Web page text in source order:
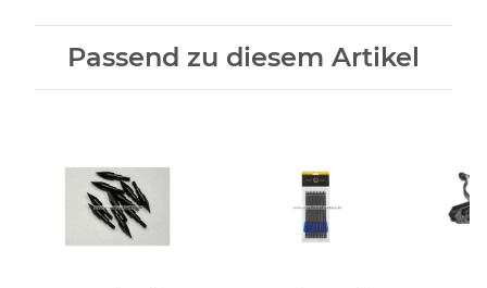
Passend zu diesem Artikel